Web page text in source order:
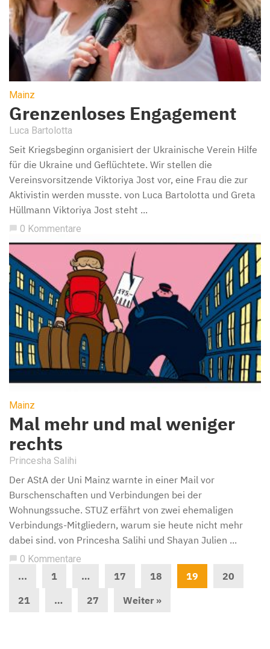
Mainz
Grenzenloses Engagement
Luca Bartolotta
Seit Kriegsbeginn organisiert der Ukrainische Verein Hilfe
für die Ukraine und Geflüchtete. Wir stellen die
Vereinsvorsitzende Viktoriya Jost vor, eine Frau die zur
Aktivistin werden musste. von Luca Bartolotta und Greta
Hüllmann Viktoriya Jost steht ...
chat_bubble 0 Kommentare
Mainz
Mal mehr und mal weniger
rechts
Princesha Salihi
Der AStA der Uni Mainz warnte in einer Mail vor
Burschenschaften und Verbindungen bei der
Wohnungssuche. STUZ erfährt von zwei ehemaligen
Verbindungs-Mitgliedern, warum sie heute nicht mehr
dabei sind. von Princesha Salihi und Shayan Julien ...
0 Kommentare
... 1 … 17 18 19
20
21
… 27 Weiter »